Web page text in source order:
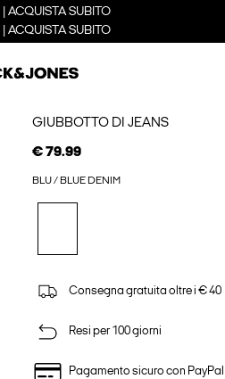
| ACQUISTA SUBITO
| ACQUISTA SUBITO
GIUBBOTTO DI JEANS
€ 79.99
BLU / BLUE DENIM
Consegna gratuita oltre i € 40
Resi per 100 giorni
Pagamento sicuro con PayPal